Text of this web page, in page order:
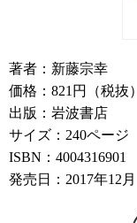
著者：新藤宗幸
価格：821円（税抜）
出版：岩波書店
サイズ：240ページ
ISBN：4004316901
発売日：2017年12月